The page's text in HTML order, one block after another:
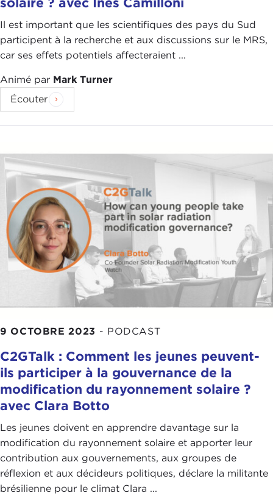
Il est important que les scientifiques des pays du Sud
participent à la recherche et aux discussions sur le MRS,
car ses effets potentiels affecteraient ...
Animé par Mark Turner
Écouter
9 OCTOBRE 2023 - PODCAST
C2GTalk : Comment les jeunes peuvent-
ils participer à la gouvernance de la
modification du rayonnement solaire ?
avec Clara Botto
Les jeunes doivent en apprendre davantage sur la
modification du rayonnement solaire et apporter leur
contribution aux gouvernements, aux groupes de
réflexion et aux décideurs politiques, déclare la militante
brésilienne pour le climat Clara ...